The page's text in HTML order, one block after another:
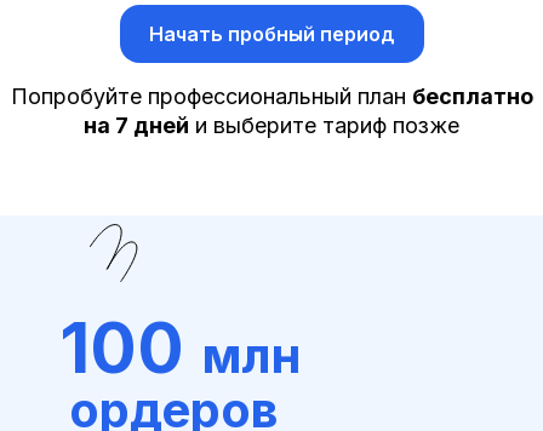
Начать пробный период
Попробуйте профессиональный план бесплатно
на 7 дней и выберите тариф позже
100 млн
ордеров